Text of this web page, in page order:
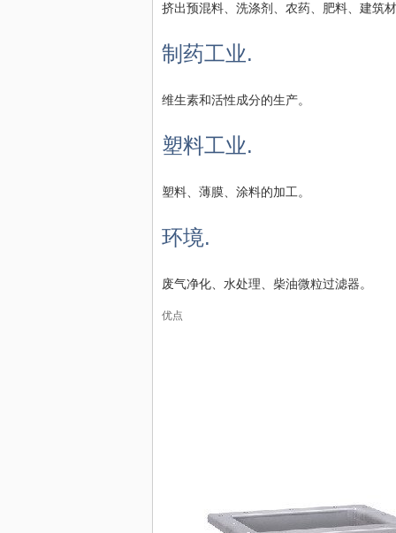
挤出预混料、洗涤剂、农药、肥料、建筑
制药工业.
维生素和活性成分的生产。
塑料工业.
塑料、薄膜、涂料的加工。
环境.
废气净化、水处理、柴油微粒过滤器。
优点